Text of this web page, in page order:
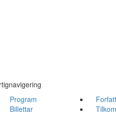
Program
Billettar